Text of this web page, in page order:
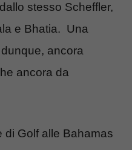
stesso Scheffler,
e Bhatia. Una
ancora
ancora da
di Golf alle Bahamas